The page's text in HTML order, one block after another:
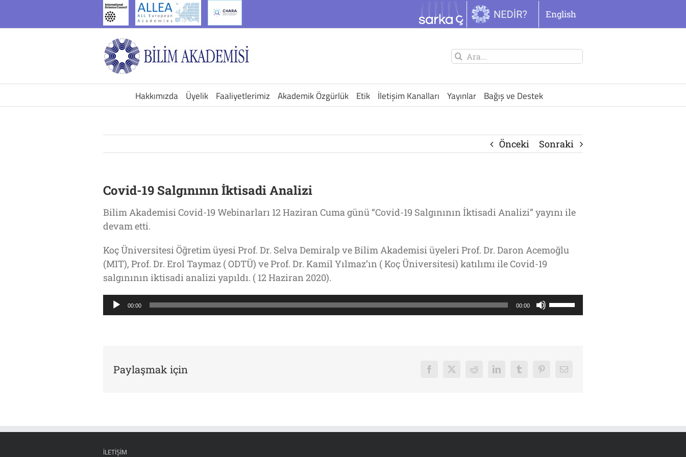
English
Şunu
Hakkımızda Üyelik Faaliyetlerimiz Akademik Özgürlük Etik İletişim Kanalları Yayınlar Bağış ve Destek
Önceki Sonraki
Covid-19 Salgınının İktisadi Analizi
Bilim Akademisi Covid-19 Webinarları 12 Haziran Cuma günü “Covid-19 Salgınının İktisadi Analizi” yayını ile
devam etti.
Koç Üniversitesi Öğretim üyesi Prof. Dr. Selva Demiralp ve Bilim Akademisi üyeleri Prof. Dr. Daron Acemoğlu
(MIT), Prof. Dr. Erol Taymaz ( ODTÜ) ve Prof. Dr. Kamil Yılmaz’ın ( Koç Üniversitesi) katılımı ile Covid-19
salgınının iktisadi analizi yapıldı. ( 12 Haziran 2020).
Ses
oynatıcı
00:00 00:00
Yukarı/aşağı
tuşları
Paylaşmak için Facebook
X Reddit LinkedInTumblrPinterest
E-
İLETIŞIM